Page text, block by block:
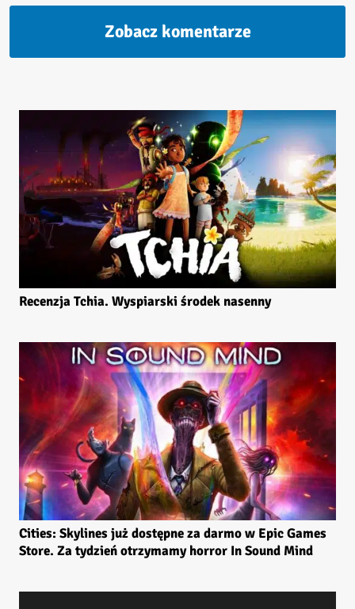
Zobacz komentarze
Recenzja Tchia. Wyspiarski środek nasenny
Cities: Skylines już dostępne za darmo w Epic Games
Store. Za tydzień otrzymamy horror In Sound Mind